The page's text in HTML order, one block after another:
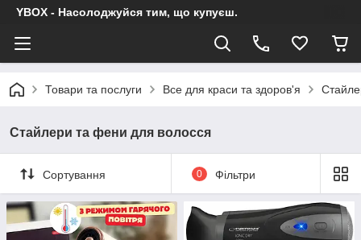
YBOX - Насолоджуйся тим, що купуєш.
Товари та послуги Все для краси та здоров'я
Стайлери та фени для волосся
Сортування 0 Фільтри